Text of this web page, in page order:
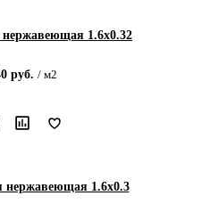
нержавеющая 1.6х0.32
руб. / м2
нержавеющая 1.6х0.3